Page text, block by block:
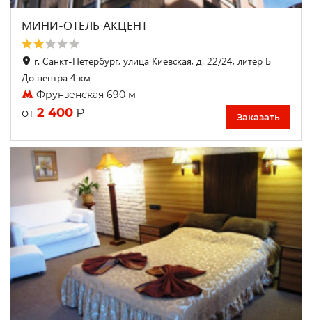
МИНИ-ОТЕЛЬ АКЦЕНТ
г. Санкт-Петербург, улица Киевская, д. 22/24, литер Б
До центра 4 км
Фрунзенская 690 м
от 2 400 ₽ Заказать